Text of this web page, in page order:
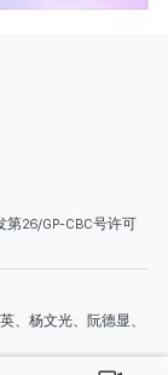
26/GP-CBC号许可
、杨文光、阮德显、